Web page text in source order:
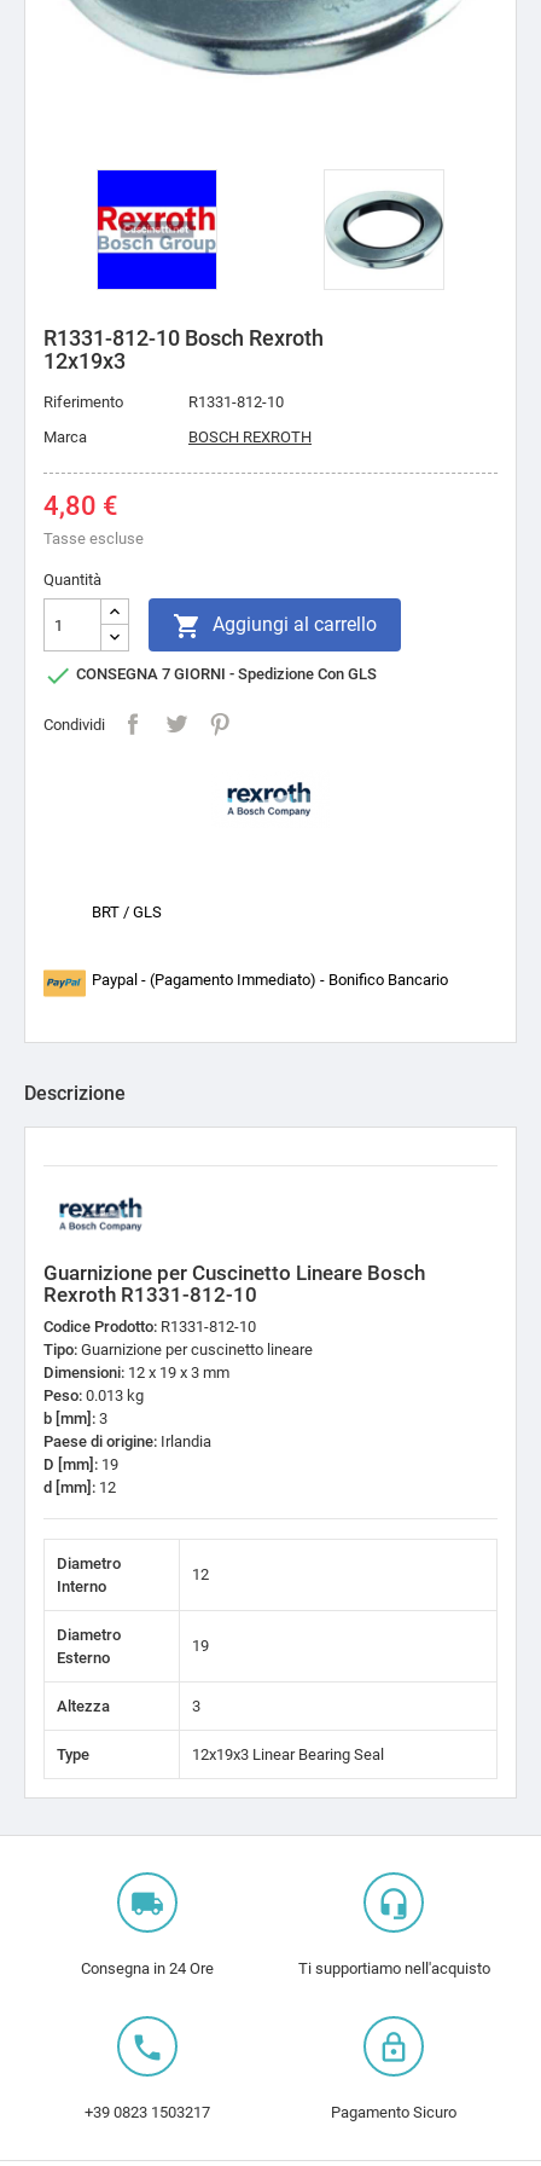
R1331-812-10 Bosch Rexroth
12x19x3
Riferimento
R1331-812-10
Marca
BOSCH REXROTH
4,80 €
Tasse escluse
Quantità
 Aggiungi al carrello
 CONSEGNA 7 GIORNI - Spedizione Con GLS
Condividi
BRT / GLS
Paypal - (Pagamento Immediato) - Bonifico Bancario
Descrizione
Guarnizione per Cuscinetto Lineare Bosch
Rexroth R1331-812-10
Codice Prodotto: R1331-812-10
Tipo: Guarnizione per cuscinetto lineare
Dimensioni: 12 x 19 x 3 mm
Peso: 0.013 kg
b [mm]: 3
Paese di origine: Irlandia
D [mm]: 19
d [mm]: 12
Diametro
Interno
12
Diametro
Esterno
19
Altezza 3
Type 12x19x3 Linear Bearing Seal
local_shipping
Consegna in 24 Ore
headset_mic
Ti supportiamo nell'acquisto
local_phone
+39 0823 1503217
lock_outline
Pagamento Sicuro